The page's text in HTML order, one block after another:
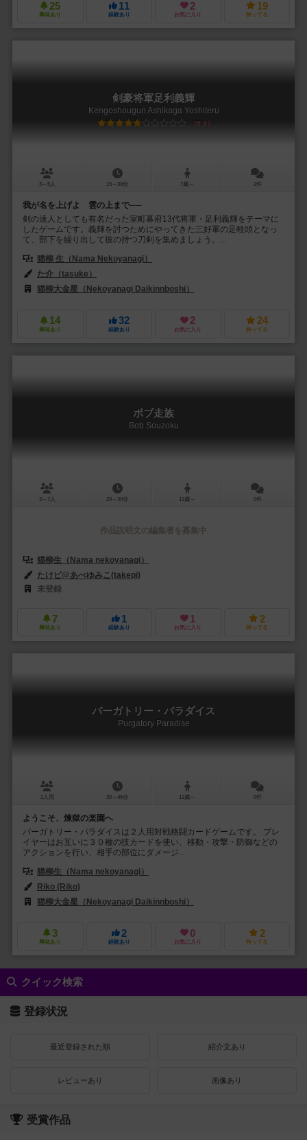
25
興味あり
11
経験あり
2
お気に入り
19
持ってる
剣豪将軍足利義輝
Kengoshougun Ashikaga Yoshiteru
5.9
3～5人 15～30分 7歳～ 2件
我が名を上げよ 雲の上まで──
剣の達人としても有名だった室町幕府13代将軍・足利義輝をテーマに
したゲームです。義輝を討つためにやってきた三好軍の足軽頭となっ
て、部下を繰り出して彼の持つ刀剣を集めましょう。...
猫柳 生（Nama Nekoyanagi）
た介（tasuke）
猫柳大金星（Nekoyanagi Daikinnboshi）
14
興味あり
32
経験あり
2
お気に入り
24
持ってる
ボブ走族
Bob Souzoku
3～7人 20～30分 12歳～ 0件
作品説明文の編集者を募集中
猫柳生（Nama nekoyanagi）
たけピ@あべゆみこ(takepi)
未登録
7
興味あり
1
経験あり
1
お気に入り
2
持ってる
パーガトリー・パラダイス
Purgatory Paradise
2人用 30～45分 12歳～ 0件
ようこそ、煉獄の楽園へ
パーガトリー・パラダイスは２人用対戦格闘カードゲームです。 プレ
イヤーはお互いに３０種の技カードを使い、移動・攻撃・防御などの
アクションを行い、相手の部位にダメージ...
猫柳生（Nama nekoyanagi）
Riko (Riko)
猫柳大金星（Nekoyanagi Daikinnboshi）
3
興味あり
2
経験あり
0
お気に入り
2
持ってる
クイック検索
登録状況
最近登録された順 紹介文あり
レビューあり 画像あり
受賞作品